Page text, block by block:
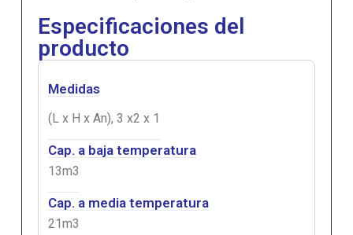
Especificaciones del
producto
Medidas
(L x H x An), 3 x2 x 1
Cap. a baja temperatura
13m3
Cap. a media temperatura
21m3